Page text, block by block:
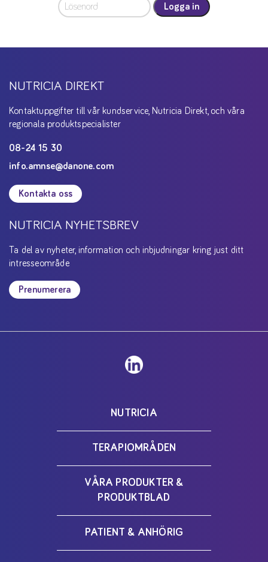
Logga in
NUTRICIA DIREKT
Kontaktuppgifter till vår kundservice, Nutricia Direkt, och våra
regionala produktspecialister
08-24 15 30
info.amnse@danone.com
Kontakta oss
NUTRICIA NYHETSBREV
Ta del av nyheter, information och inbjudningar kring just ditt
intresseområde
Prenumerera
NUTRICIA
TERAPIOMRÅDEN
VÅRA PRODUKTER &
PRODUKTBLAD
PATIENT & ANHÖRIG